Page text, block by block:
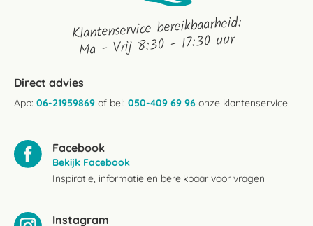
Klantenservice bereikbaarheid:
Ma - Vrij 8:30 - 17:30 uur
Direct advies
App: 06-21959869 of bel: 050-409 69 96 onze klantenservice
Facebook
Bekijk Facebook
Inspiratie, informatie en bereikbaar voor vragen
Instagram